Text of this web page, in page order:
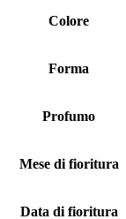
Colore
Forma
Profumo
Mese di fioritura
Data di fioritura